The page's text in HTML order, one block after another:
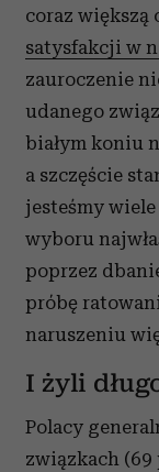
coraz większą
satysfakcji w
zauroczenie
udanego
białym koniu
a szczęście
jesteśmy
wyboru
poprzez
próbę
naruszeniu
I żyli
Polacy
związkach (69